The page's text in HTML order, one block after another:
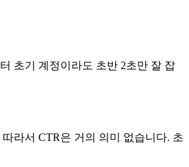
초기 계정이라도 초반 2초만 잘 잡
라서 CTR은 거의 의미 없습니다. 초